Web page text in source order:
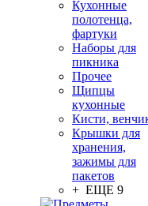
Кухонные
полотенца,
фартуки
Наборы для
пикника
Прочее
Щипцы
кухонные
Кисти,
Крышки для
хранения,
зажимы для
пакетов
+ ЕЩЕ 9